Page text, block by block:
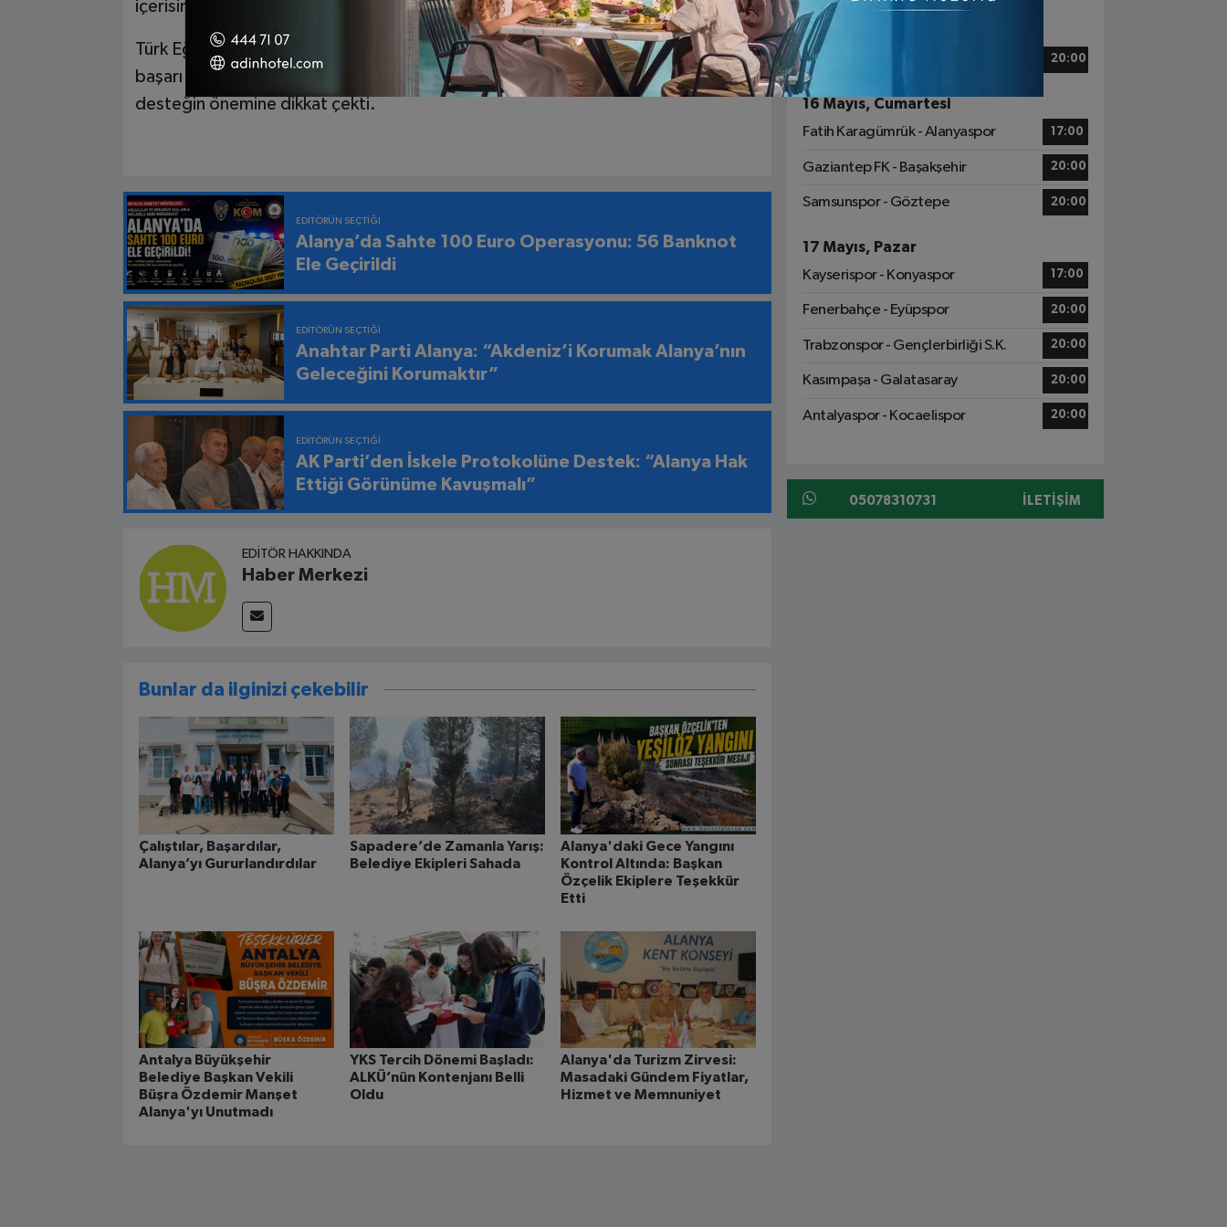
içerisinde tamamlanması temennisinde bulundu.
Türk Eğitim Sen Antalya 2 Nolu Şube Başkanı Onur Niğmet Üner, tüm öğrencilere
başarı dolu bir gelecek dileyerek ailelere de çocuklarına verecekleri moral ve
desteğin önemine dikkat çekti.
EDITÖRÜN SEÇTIĞI
Alanya’da Sahte 100 Euro Operasyonu: 56 Banknot
Ele Geçirildi
EDITÖRÜN SEÇTIĞI
Anahtar Parti Alanya: “Akdeniz’i Korumak Alanya’nın
Geleceğini Korumaktır”
EDITÖRÜN SEÇTIĞI
AK Parti’den İskele Protokolüne Destek: “Alanya Hak
Ettiği Görünüme Kavuşmalı”
EDITÖR HAKKINDA
Haber Merkezi
Bunlar da ilginizi çekebilir
Çalıştılar, Başardılar,
Alanya’yı Gururlandırdılar
Sapadere’de Zamanla Yarış:
Belediye Ekipleri Sahada
Alanya'daki Gece Yangını
Kontrol Altında: Başkan
Özçelik Ekiplere Teşekkür
Etti
Antalya Büyükşehir
Belediye Başkan Vekili
Büşra Özdemir Manşet
Alanya'yı Unutmadı
YKS Tercih Dönemi Başladı:
ALKÜ’nün Kontenjanı Belli
Oldu
Alanya'da Turizm Zirvesi:
Masadaki Gündem Fiyatlar,
Hizmet ve Memnuniyet
15 Mayıs, Cuma
Rizespor - Beşiktaş
20:00
16 Mayıs, Cumartesi
Fatih Karagümrük - Alanyaspor
17:00
Gaziantep FK - Başakşehir 20:00
Samsunspor - Göztepe 20:00
17 Mayıs, Pazar
Kayserispor - Konyaspor
17:00
Fenerbahçe - Eyüpspor 20:00
Trabzonspor - Gençlerbirliği S.K. 20:00
Kasımpaşa - Galatasaray 20:00
Antalyaspor - Kocaelispor 20:00
05078310731 İLETIŞIM